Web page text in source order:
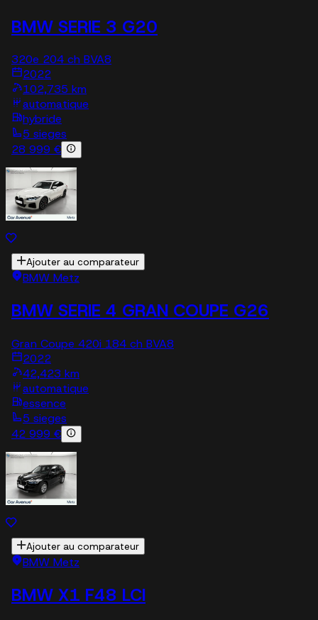
BMW SERIE 3 G20
320e 204 ch BVA8
2022
102,735 km
automatique
hybride
5 sieges
28 999 €
Ajouter au comparateur
BMW Metz
BMW SERIE 4 GRAN COUPE G26
Gran Coupe 420i 184 ch BVA8
2022
42,423 km
automatique
essence
5 sieges
42 999 €
Ajouter au comparateur
BMW Metz
BMW X1 F48 LCI